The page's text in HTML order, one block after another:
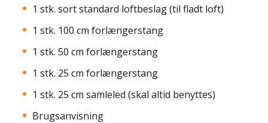
1 stk. sort standard loftbeslag (til fladt loft)
1 stk. 100 cm forlængerstang
1 stk. 50 cm forlængerstang
1 stk. 25 cm forlængerstang
1 stk. 25 cm samleled (skal altid benyttes)
Brugsanvisning